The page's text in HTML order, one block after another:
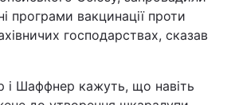
програми вакцинації проти
господарствах, сказав
і Шаффнер кажуть, що навіть